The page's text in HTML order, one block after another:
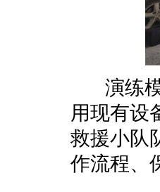
演练模
用现有设
救援小队
作流程、